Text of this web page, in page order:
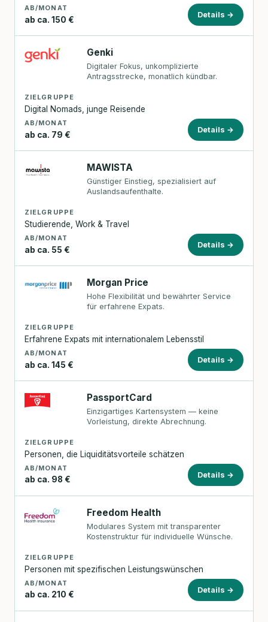
AB/MONAT
ab ca. 150 €
Details →
Genki
Digitaler Fokus, unkomplizierte
Antragsstrecke, monatlich kündbar.
ZIELGRUPPE
Digital Nomads, junge Reisende
AB/MONAT
ab ca. 79 €
Details →
MAWISTA
Günstiger Einstieg, spezialisiert auf
Auslandsaufenthalte.
ZIELGRUPPE
Studierende, Work & Travel
AB/MONAT
ab ca. 55 €
Details →
Morgan Price
Hohe Flexibilität und bewährter Service
für erfahrene Expats.
ZIELGRUPPE
Erfahrene Expats mit internationalem Lebensstil
AB/MONAT
ab ca. 145 €
Details →
PassportCard
Einzigartiges Kartensystem — keine
Vorleistung, direkte Abrechnung.
ZIELGRUPPE
Personen, die Liquiditätsvorteile schätzen
AB/MONAT
ab ca. 98 €
Details →
Freedom Health
Modulares System mit transparenter
Kostenstruktur für individuelle Wünsche.
ZIELGRUPPE
Personen mit spezifischen Leistungswünschen
AB/MONAT
ab ca. 210 €
Details →